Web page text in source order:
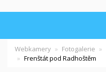
Webkamery Fotogalerie
Frenštát pod Radhoštěm